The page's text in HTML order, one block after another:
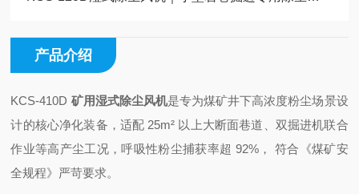
产品介绍
KCS-410D 矿用湿式除尘风机是专为煤矿井下高浓度粉尘场景设
计的核心净化装备，适配 25m² 以上大断面巷道、双掘进机联合
作业等高产尘工况，呼吸性粉尘捕获率超 92%，
符合《煤矿安
全规程》严苛要求。